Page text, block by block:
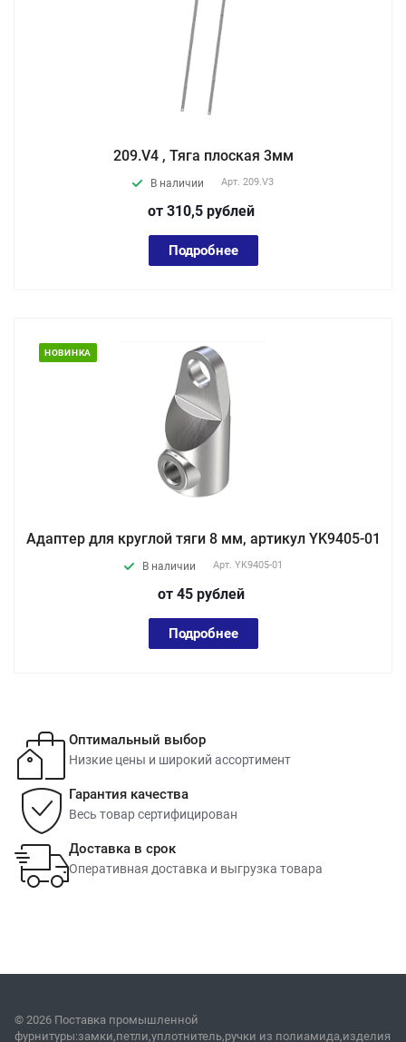
209.V4 , Тяга плоская 3мм
В наличии Арт. 209.V3
от 310,5 рублей
Подробнее
НОВИНКА
Адаптер для круглой тяги 8 мм, артикул YK9405-01
В наличии Арт. YK9405-01
от 45 рублей
Подробнее
Оптимальный выбор
Низкие цены и широкий ассортимент
Гарантия качества
Весь товар сертифицирован
Доставка в срок
Оперативная доставка и выгрузка товара
© 2026 Поставка промышленной
фурнитуры:замки,петли,уплотнитель,ручки из полиамида,изделия